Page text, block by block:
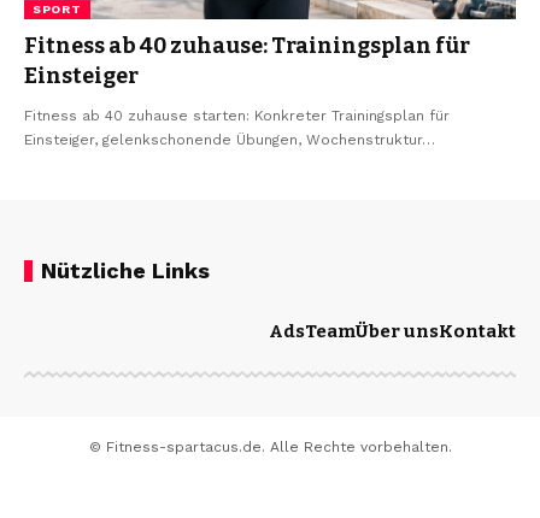
SPORT
Fitness ab 40 zuhause: Trainingsplan für
Einsteiger
Fitness ab 40 zuhause starten: Konkreter Trainingsplan für
Einsteiger, gelenkschonende Übungen, Wochenstruktur…
Nützliche Links
AdsTeamÜber unsKontakt
© Fitness-spartacus.de. Alle Rechte vorbehalten.